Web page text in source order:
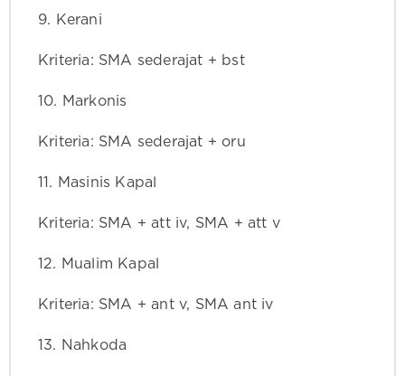
9. Kerani
Kriteria: SMA sederajat + bst
10. Markonis
Kriteria: SMA sederajat + oru
11. Masinis Kapal
Kriteria: SMA + att iv, SMA + att v
12. Mualim Kapal
Kriteria: SMA + ant v, SMA ant iv
13. Nahkoda